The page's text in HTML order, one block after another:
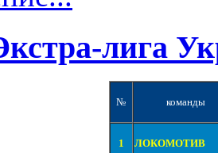
лига
№ команды
1 ЛОКОМОТИВ